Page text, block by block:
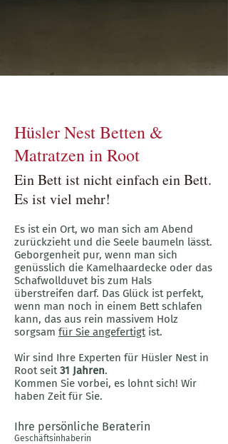
Hüsler Nest Betten &
Matratzen in Root
Ein Bett ist nicht einfach ein Bett.
Es ist viel mehr!
Es ist ein Ort, wo man sich am Abend
zurückzieht und die Seele baumeln lässt.
Geborgenheit pur, wenn man sich
genüsslich die Kamelhaardecke oder das
Schafwollduvet bis zum Hals
überstreifen darf. Das Glück ist perfekt,
wenn man noch in einem Bett schlafen
kann, das aus rein massivem Holz
sorgsam für Sie angefertigtist.
Wir sind Ihre Experten für Hüsler Nest in
Root seit31 Jahren.
Kommen Sie vorbei, es lohnt sich! Wir
haben Zeit für Sie.
Ihre persönliche Beraterin
Geschäftsinhaberin